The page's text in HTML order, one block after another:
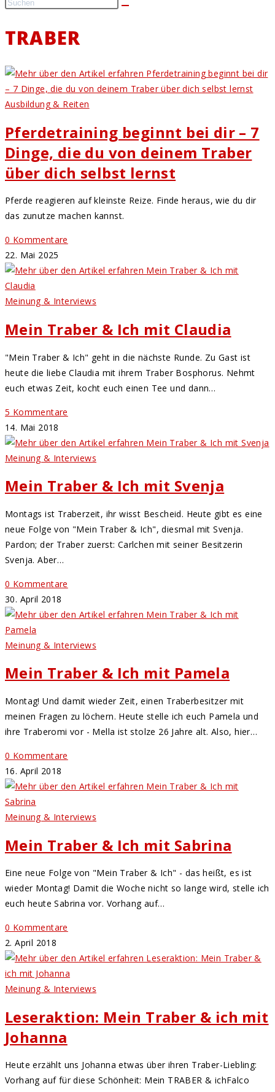
TRABER
Ausbildung & Reiten
Pferdetraining beginnt bei dir – 7
Dinge, die du von deinem Traber
über dich selbst lernst
Pferde reagieren auf kleinste Reize. Finde heraus, wie du dir
das zunutze machen kannst.
0 Kommentare
22. Mai 2025
Meinung & Interviews
Mein Traber & Ich mit Claudia
"Mein Traber & Ich" geht in die nächste Runde. Zu Gast ist
heute die liebe Claudia mit ihrem Traber Bosphorus. Nehmt
euch etwas Zeit, kocht euch einen Tee und dann…
5 Kommentare
14. Mai 2018
Meinung & Interviews
Mein Traber & Ich mit Svenja
Montags ist Traberzeit, ihr wisst Bescheid. Heute gibt es eine
neue Folge von "Mein Traber & Ich", diesmal mit Svenja.
Pardon; der Traber zuerst: Carlchen mit seiner Besitzerin
Svenja. Aber…
0 Kommentare
30. April 2018
Meinung & Interviews
Mein Traber & Ich mit Pamela
Montag! Und damit wieder Zeit, einen Traberbesitzer mit
meinen Fragen zu löchern. Heute stelle ich euch Pamela und
ihre Traberomi vor - Mella ist stolze 26 Jahre alt. Also, hier…
0 Kommentare
16. April 2018
Meinung & Interviews
Mein Traber & Ich mit Sabrina
Eine neue Folge von "Mein Traber & Ich" - das heißt, es ist
wieder Montag! Damit die Woche nicht so lange wird, stelle ich
euch heute Sabrina vor. Vorhang auf…
0 Kommentare
2. April 2018
Meinung & Interviews
Leseraktion: Mein Traber & ich mit
Johanna
Heute erzählt uns Johanna etwas über ihren Traber-Liebling:
Vorhang auf für diese Schönheit: Mein TRABER & ichFalco